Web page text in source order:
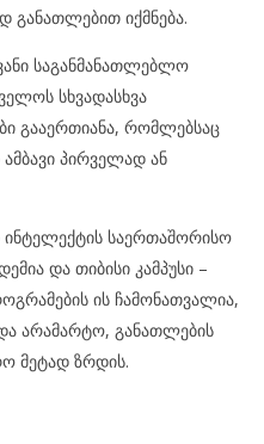
იქმნება.
საგანმანათლებლო
სხვადასხვა
გააერთიანა, რომლებსაც
პირველად ან
საერთაშორისო
და თიბისი კამპუსი –
ის ჩამონათვალია,
არამარტო, განათლების
მეტად ზრდის.